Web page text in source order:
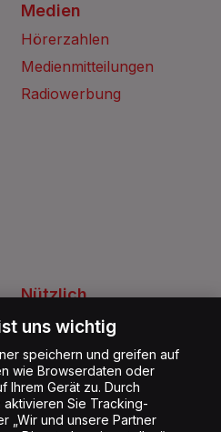
Nützlich
Kontakt
Jobs
Shop
Impressum
Medien
Hörerzahlen
Medienmitteilungen
Radiowerbung
uns wichtig
speichern und greifen auf
wie Browserdaten oder
Ihrem Gerät zu. Durch
Sie Tracking-
„Wir und unsere Partner